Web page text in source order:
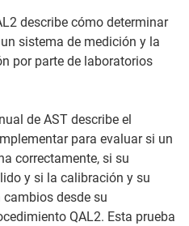
describe cómo determinar
sistema de medición y la
por parte de laboratorios
de AST describe el
para evaluar si un
correctamente, si su
y si la calibración y su
desde su
QAL2. Esta prueba